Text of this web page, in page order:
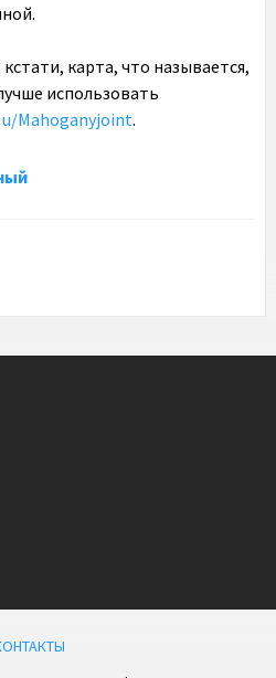
карта, что называется,
использовать
u/Mahoganyjoint.